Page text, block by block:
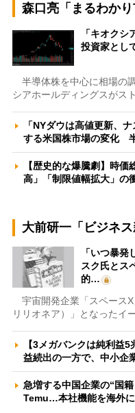
森口亮「まるわかり
「キオク
投資家とし
半導体株を中心に相場の
シアホールディングスがス
「NYダウは高値更新、
する米国株市場の変化
【歴史的な爆騰劇】時
高」「制限値幅拡大」
大前研一「ビジネ
「いつ暴
スク氏とス
的…
宇宙開発企業「スペースX
リリオネア）」となったイ
【3メガバンクは純利益
益続出の一方で、中小企
急増する中国企業の“国
Temu…本社機能を海外